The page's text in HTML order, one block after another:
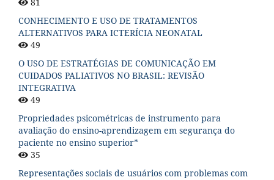
CONHECIMENTO E USO DE TRATAMENTOS
ALTERNATIVOS PARA ICTERÍCIA NEONATAL
49
O USO DE ESTRATÉGIAS DE COMUNICAÇÃO EM
CUIDADOS PALIATIVOS NO BRASIL: REVISÃO
INTEGRATIVA
49
Propriedades psicométricas de instrumento para
avaliação do ensino-aprendizagem em segurança do
paciente no ensino superior*
35
Representações sociais de usuários com problemas com